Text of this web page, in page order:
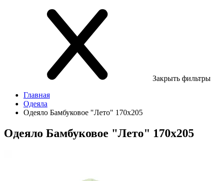
Закрыть фильтры
Главная
Одеяла
Одеяло Бамбуковое "Лето" 170х205
Одеяло Бамбуковое "Лето" 170х205